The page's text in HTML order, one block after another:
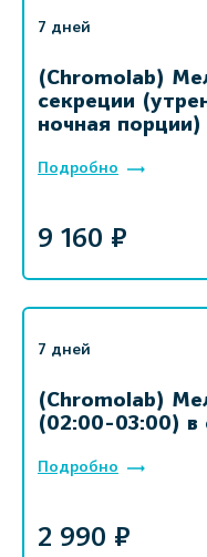
7 дней
(Chromolab)
секреции
ночная
Подробно
9 160 ₽
7 дней
(Chromolab)
(02:00-03:00)
Подробно
2 990 ₽